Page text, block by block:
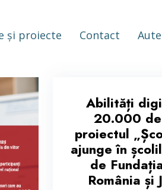
și proiecte Contact
Abilități
20.000
proiectul
ajunge în
de
România și